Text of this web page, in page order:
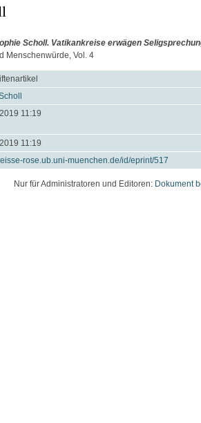
Scholl. Vatikankreise erwägen
Menschenwürde, Vol. 4
11:19
11:19
rose.ub.uni-muenchen.de/id/eprint/517
Nur für Administratoren und Editoren: Dokument